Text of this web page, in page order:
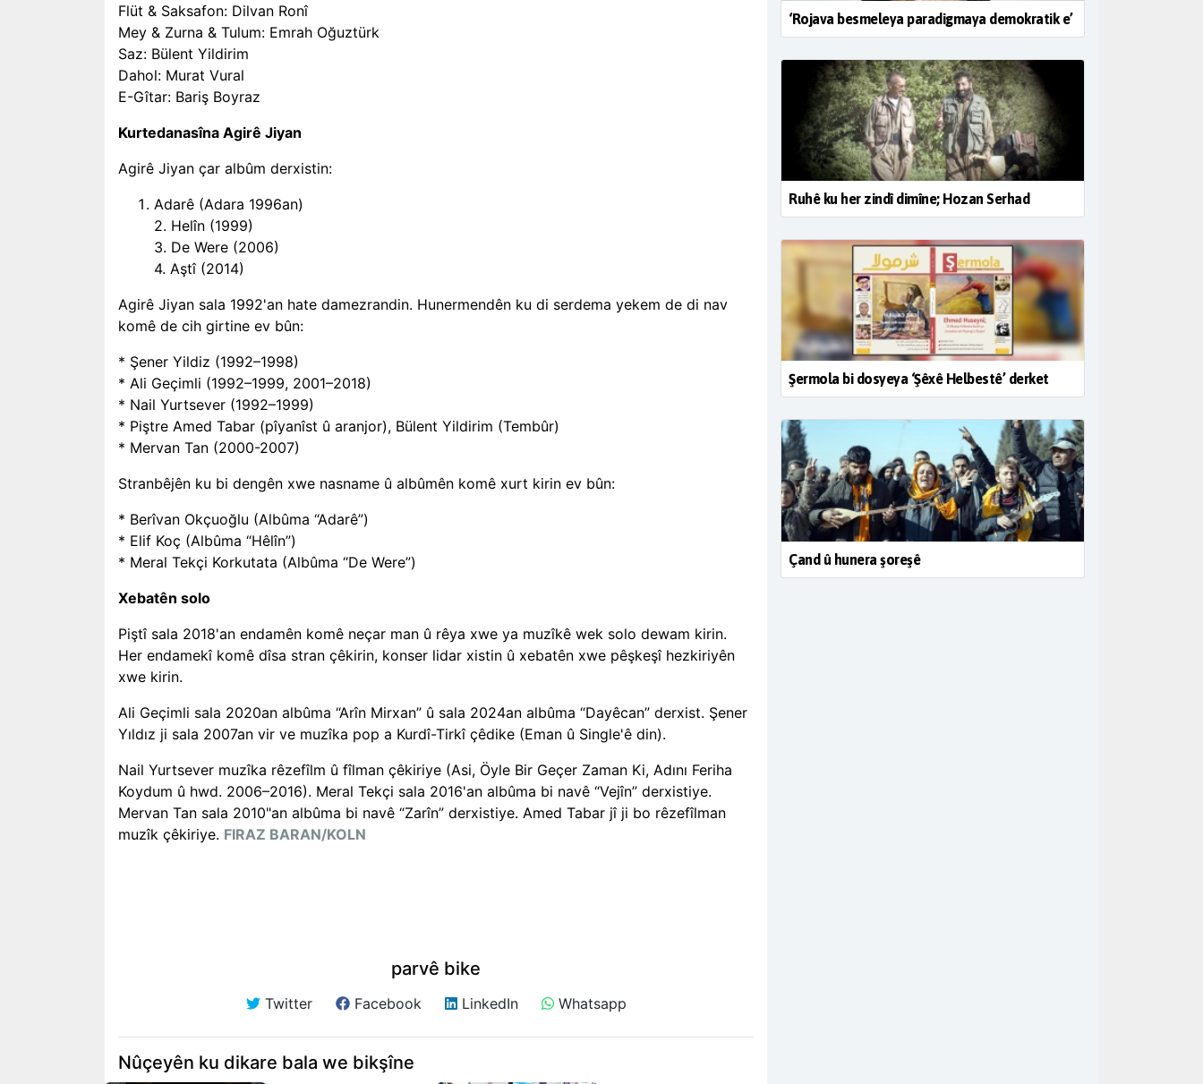
Flüt & Saksafon: Dilvan Ronî
Mey & Zurna & Tulum: Emrah Oğuztürk
Saz: Bülent Yildirim
Dahol: Murat Vural
E-Gîtar: Bariş Boyraz
Kurtedanasîna Agirê Jiyan
Agirê Jiyan çar albûm derxistin:
Adarê (Adara 1996an)
2. Helîn (1999)
3. De Were (2006)
4. Aştî (2014)
Agirê Jiyan sala 1992'an hate damezrandin. Hunermendên ku di serdema yekem de di nav
komê de cih girtine ev bûn:
* Şener Yildiz (1992–1998)
* Ali Geçimli (1992–1999, 2001–2018)
* Nail Yurtsever (1992–1999)
* Piştre Amed Tabar (pîyanîst û aranjor), Bülent Yildirim (Tembûr)
* Mervan Tan (2000-2007)
Stranbêjên ku bi dengên xwe nasname û albûmên komê xurt kirin ev bûn:
* Berîvan Okçuoğlu (Albûma “Adarê”)
* Elif Koç (Albûma “Hêlîn”)
* Meral Tekçi Korkutata (Albûma “De Were”)
Xebatên solo
Piştî sala 2018'an endamên komê neçar man û rêya xwe ya muzîkê wek solo dewam kirin.
Her endamekî komê dîsa stran çêkirin, konser lidar xistin û xebatên xwe pêşkeşî hezkiriyên
xwe kirin.
Ali Geçimli sala 2020an albûma “Arîn Mirxan” û sala 2024an albûma “Dayêcan” derxist. Şener
Yıldız ji sala 2007an vir ve muzîka pop a Kurdî-Tirkî çêdike (Eman û Single'ê din).
Nail Yurtsever muzîka rêzefîlm û fîlman çêkiriye (Asi, Öyle Bir Geçer Zaman Ki, Adını Feriha
Koydum û hwd. 2006–2016). Meral Tekçi sala 2016'an albûma bi navê “Vejîn” derxistiye.
Mervan Tan sala 2010"an albûma bi navê “Zarîn” derxistiye. Amed Tabar jî ji bo rêzefîlman
muzîk çêkiriye. FIRAZ BARAN/KOLN
parvê bike
Twitter Facebook LinkedIn Whatsapp
Nûçeyên ku dikare bala we bikşîne
‘Rojava besmeleya paradigmaya demokratik e’
Ruhê ku her zindî dimîne; Hozan Serhad
Şermola bi dosyeya ‘Şêxê Helbestê’ derket
Çand û hunera şoreşê